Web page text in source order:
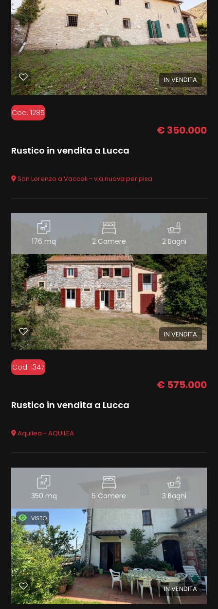
IN VENDITA
Cod. 1285
€ 350.000
Rustico in vendita a Lucca
San Lorenzo a Vaccoli - via nuova per pisa
176 mq 2 Camere 2 Bagni
IN VENDITA
Cod. 1347
€ 575.000
Rustico in vendita a Lucca
Aquilea - AQUILEA
350 mq 5 Camere 3 Bagni
IN VENDITA
VISTO